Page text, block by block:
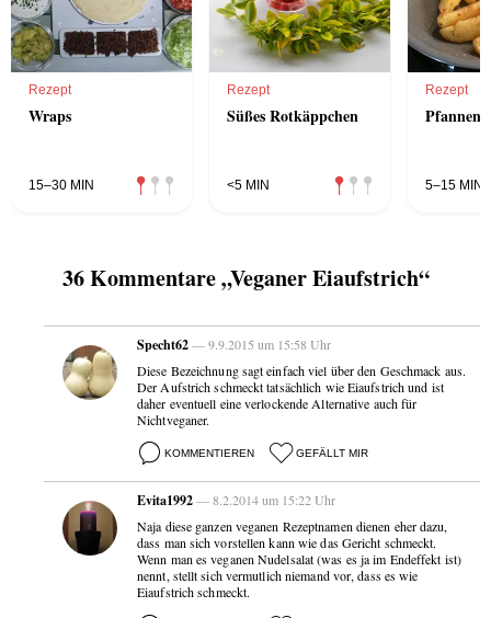
Rezept
Wraps
15–30 MIN
Rezept
Süßes Rotkäppchen
<5 MIN
Rezept
Pfannen-
5–15 MIN
36 Kommentare „Veganer Eiaufstrich“
Specht62— 9.9.2015 um 15:58 Uhr
Diese Bezeichnung sagt einfach viel über den Geschmack aus.
Der Aufstrich schmeckt tatsächlich wie Eiaufstrich und ist
daher eventuell eine verlockende Alternative auch für
Nichtveganer.
KOMMENTIEREN GEFÄLLT MIR
Evita1992— 8.2.2014 um 15:22 Uhr
Naja diese ganzen veganen Rezeptnamen dienen eher dazu,
dass man sich vorstellen kann wie das Gericht schmeckt.
Wenn man es veganen Nudelsalat (was es ja im Endeffekt ist)
nennt, stellt sich vermutlich niemand vor, dass es wie
Eiaufstrich schmeckt.